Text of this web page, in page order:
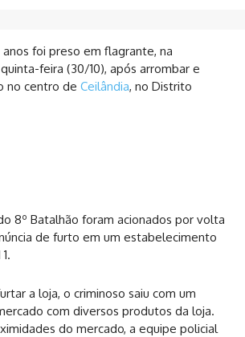
foi preso em flagrante, na
feira (30/10), após arrombar e
no centro de Ceilândia, no Distrito
8º Batalhão foram acionados por volta
de furto em um estabelecimento
a loja, o criminoso saiu com um
com diversos produtos da loja.
do mercado, a equipe policial